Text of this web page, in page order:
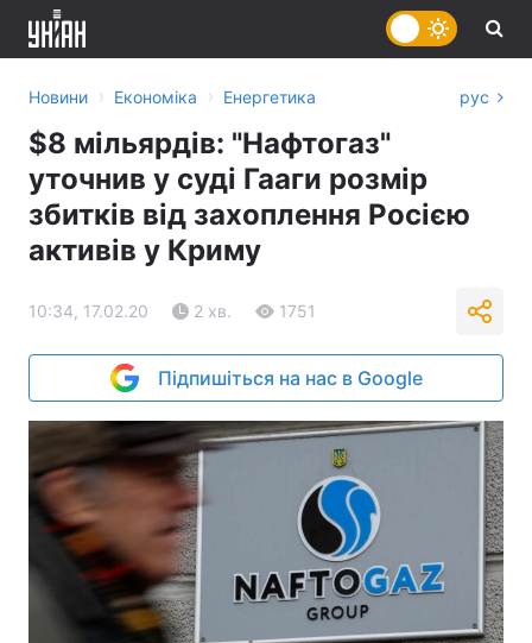
Новини › Економіка › Енергетика рус
$8 мільярдів: "Нафтогаз"
уточнив у суді Гааги розмір
збитків від захоплення Росією
активів у Криму
10:34, 17.02.20 2 хв. 1751
Підпишіться на нас в Google